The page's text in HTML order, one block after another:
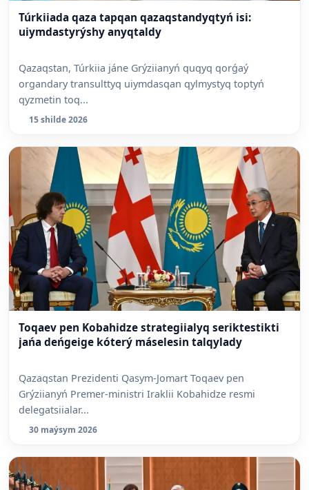
Túrkiiada qaza tapqan qazaqstandyqtyń isi:
uiymdastyrýshy anyqtaldy
Qazaqstan, Túrkiia jáne Grýziianyń quqyq qorǵaý
organdary transulttyq uiymdasqan qylmystyq toptyń
qyzmetin toq...
15 shilde 2026
Toqaev pen Kobahidze strategiialyq seriktestikti
jańa deńgeige kóterý máselesin talqylady
Qazaqstan Prezidenti Qasym-Jomart Toqaev pen
Grýziianyń Premer-ministri Iraklii Kobahidze resmi
delegatsiialar...
30 maýsym 2026